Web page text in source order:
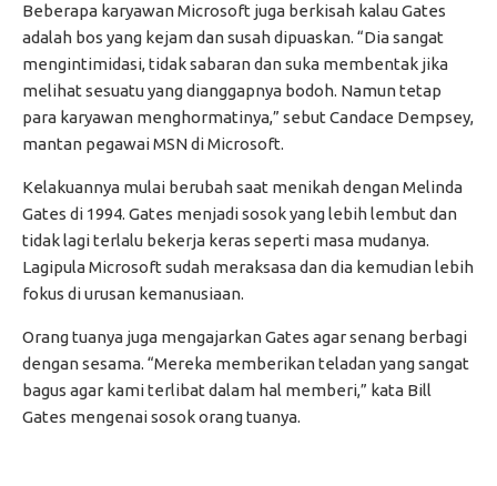
Beberapa karyawan Microsoft juga berkisah kalau Gates
adalah bos yang kejam dan susah dipuaskan. “Dia sangat
mengintimidasi, tidak sabaran dan suka membentak jika
melihat sesuatu yang dianggapnya bodoh. Namun tetap
para karyawan menghormatinya,” sebut Candace Dempsey,
mantan pegawai MSN di Microsoft.
Kelakuannya mulai berubah saat menikah dengan Melinda
Gates di 1994. Gates menjadi sosok yang lebih lembut dan
tidak lagi terlalu bekerja keras seperti masa mudanya.
Lagipula Microsoft sudah meraksasa dan dia kemudian lebih
fokus di urusan kemanusiaan.
Orang tuanya juga mengajarkan Gates agar senang berbagi
dengan sesama. “Mereka memberikan teladan yang sangat
bagus agar kami terlibat dalam hal memberi,” kata Bill
Gates mengenai sosok orang tuanya.